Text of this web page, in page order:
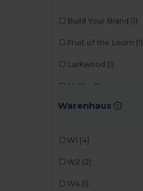
Build Your Brand (1)
Fruit of the Loom (1)
Larkwood (1)
Malfini (1)
Mantis (1)
Warenhaus
W1 (4)
W2 (2)
W4 (1)